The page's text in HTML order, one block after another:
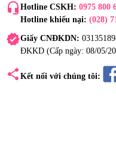
headset_mic Hotline CSKH: 0975 800
Hotline khiếu nại: (028)
verifiedGiấy CNĐKDN:
ĐKKD (Cấp ngày: 08/05/
share Kết nối với chúng tôi: